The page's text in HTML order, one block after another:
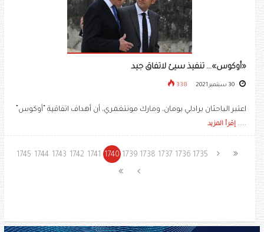
«أوكوس»... تنفيذ سيئ لاتفاق جيد
338
اعتبر الباحثان برادلي بومان، ومارك مونتغمري، أن أهداف اتفاقية “أوكوس”
..... إقرأ المزيد
1735
1736
1737
1738
1739
1740
1741
1742
1743
1744
1745